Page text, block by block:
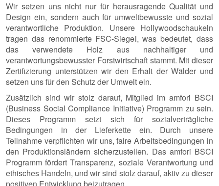
Wir setzen uns nicht nur für herausragende Qualität und
Design ein, sondern auch für umweltbewusste und sozial
verantwortliche Produktion. Unsere Hollywoodschaukeln
tragen das renommierte FSC-Siegel, was bedeutet, dass
das verwendete Holz aus nachhaltiger und
verantwortungsbewusster Forstwirtschaft stammt. Mit dieser
Zertifizierung unterstützen wir den Erhalt der Wälder und
setzen uns für den Schutz der Umwelt ein.
Zusätzlich sind wir stolz darauf, Mitglied im amfori BSCI
(Business Social Compliance Initiative) Programm zu sein.
Dieses Programm setzt sich für sozialverträgliche
Bedingungen in der Lieferkette ein. Durch unsere
Teilnahme verpflichten wir uns, faire Arbeitsbedingungen in
den Produktionsländern sicherzustellen. Das amfori BSCI
Programm fördert Transparenz, soziale Verantwortung und
ethisches Handeln, und wir sind stolz darauf, aktiv zu dieser